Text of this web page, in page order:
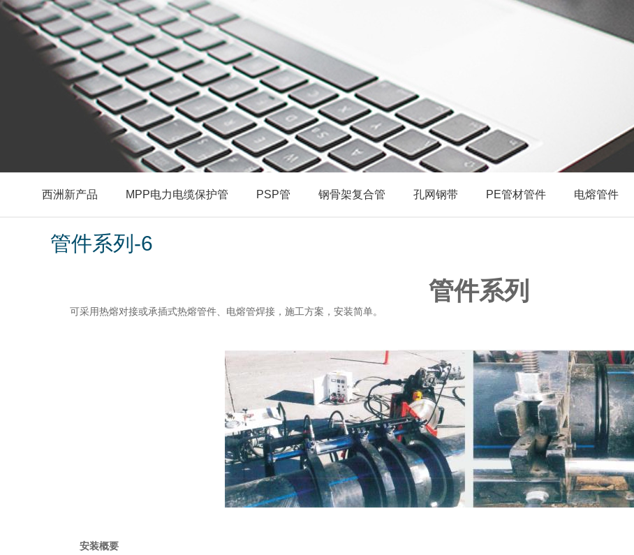
西洲新产品 MPP电力电缆保护管 PSP管 钢骨架复合管 孔网钢带 PE管材管件 电熔管件
管件系列-6
管件系列
可采用热熔对接或承插式热熔管件、电熔管焊接，施工方案，安装简单。
安装概要